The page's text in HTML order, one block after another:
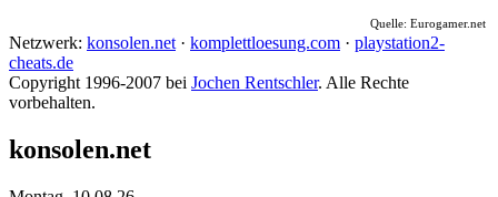
Quelle: Eurogamer.net
Netzwerk: konsolen.net · komplettloesung.com · playstation2-
cheats.de
Copyright 1996-2007 bei Jochen Rentschler. Alle Rechte
vorbehalten.
konsolen.net